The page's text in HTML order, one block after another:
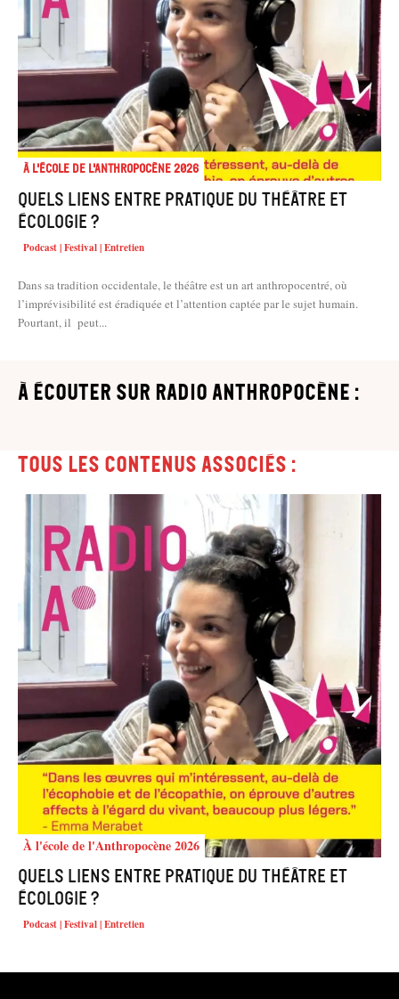
À l'école de l'Anthropocène 2026
Quels liens entre pratique du théâtre et
écologie ?
Podcast | Festival | Entretien
Dans sa tradition occidentale, le théâtre est un art anthropocentré, où
l’imprévisibilité est éradiquée et l’attention captée par le sujet humain.
Pourtant, il peut...
à écouter sur Radio Anthropocène :
Tous les contenus associés :
À l'école de l'Anthropocène 2026
Quels liens entre pratique du théâtre et
écologie ?
Podcast | Festival | Entretien